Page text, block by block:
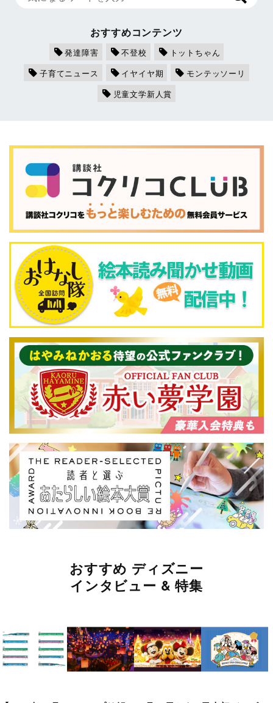
おすすめコンテンツ
発達障害 不登校
トットちゃん
子育てニュース
イヤイヤ期
モンテッソーリ
児童文学新人賞
おすすめ ディズニー
インタビュー & 特集